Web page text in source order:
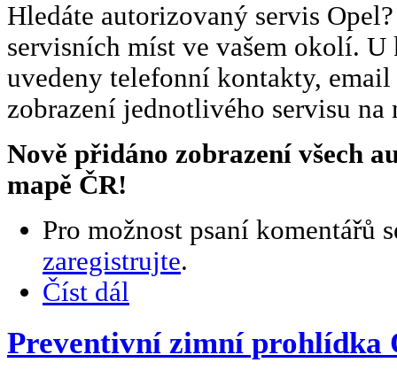
Hledáte autorizovaný servis
servisních míst ve vašem okolí. U
uvedeny telefonní kontakty,
zobrazení jednotlivého servisu na
Nově přidáno zobrazení všech
mapě ČR!
Pro možnost psaní komentářů
zaregistrujte.
Číst dál
Preventivní zimní prohlídka